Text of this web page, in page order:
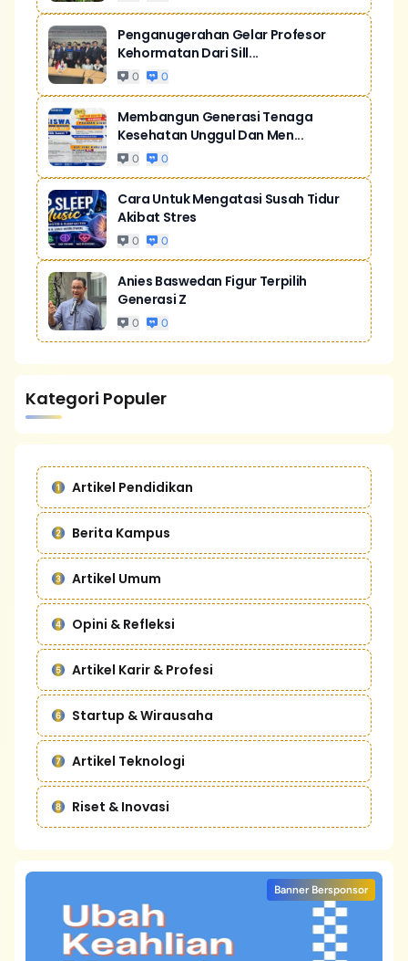
Penganugerahan Gelar Profesor
Kehormatan Dari Sill...
0 0
Membangun Generasi Tenaga
Kesehatan Unggul Dan Men...
0 0
Cara Untuk Mengatasi Susah Tidur
Akibat Stres
0 0
Anies Baswedan Figur Terpilih
Generasi Z
0 0
Kategori Populer
Artikel Pendidikan
Berita Kampus
Artikel Umum
Opini & Refleksi
Artikel Karir & Profesi
Startup & Wirausaha
Artikel Teknologi
Riset & Inovasi
Banner Bersponsor